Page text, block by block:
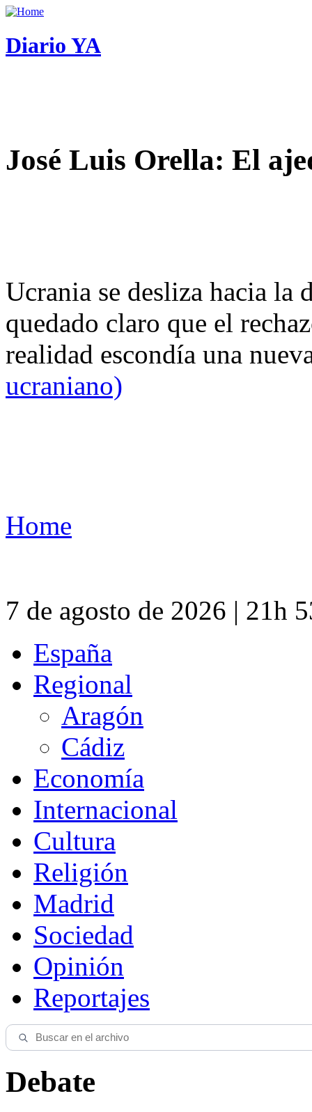
Diario YA
José Luis Orella: El
Ucrania se desliza hacia
quedado claro que el
realidad escondía una
ucraniano)
Home
7 de agosto de 2026 | 21h
España
Regional
Aragón
Cádiz
Economía
Internacional
Cultura
Religión
Madrid
Sociedad
Opinión
Reportajes
Debate